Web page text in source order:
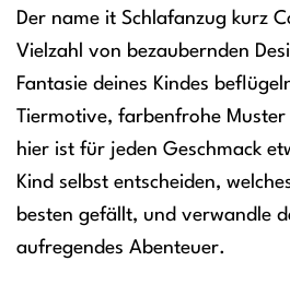
Der name it Schlafanzug kurz
Vielzahl von bezaubernden
Fantasie deines Kindes
Tiermotive, farbenfrohe
hier ist für jeden Geschmack
Kind selbst entscheiden,
besten gefällt, und verwandle
aufregendes Abenteuer.